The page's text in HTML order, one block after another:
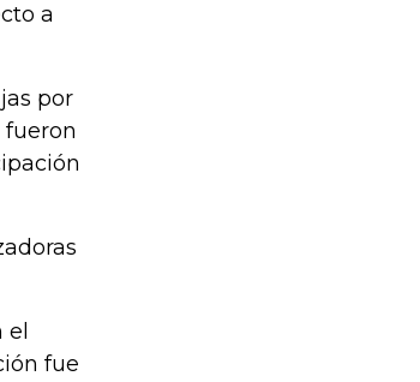
a
por
fueron
fue